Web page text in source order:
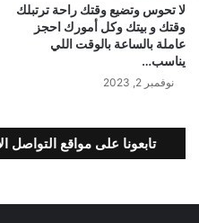
لا تحوس وتضيع وقتك راحة ترتبلك
وقتك و بيتك وكل أمورك احجز
عاملة بالساعة بالوقت اللي
يناسب…
نوفمبر 2, 2023
تابعونا على مواقع التواصل